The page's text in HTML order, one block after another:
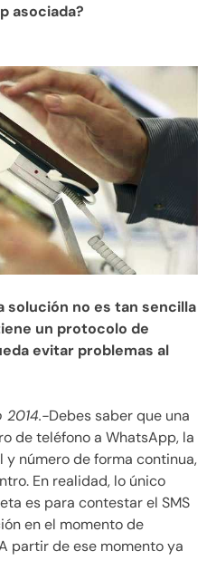
asociada?
solución no es tan sencilla
un protocolo de
evitar problemas al
2014.-Debes saber que una
de teléfono a WhatsApp, la
número de forma continua,
En realidad, lo único
es para contestar el SMS
en el momento de
partir de ese momento ya